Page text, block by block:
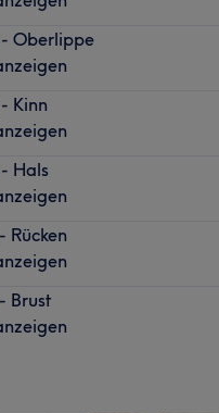
Oberlippe
Kinn
Hals
Rücken
Brust